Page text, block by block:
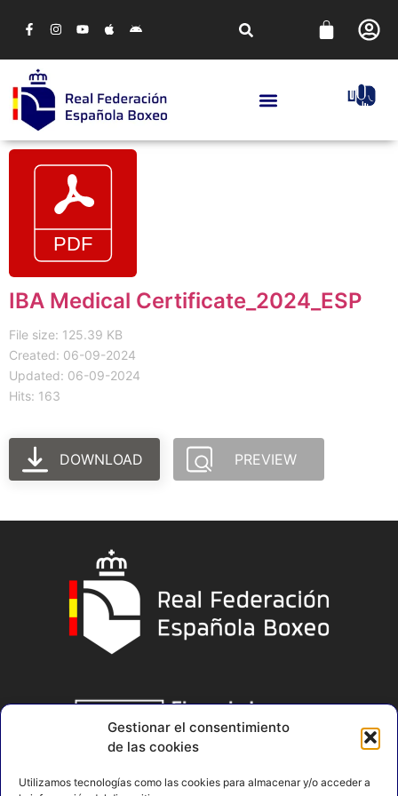
Gestionar el consentimiento
de las cookies
Utilizamos tecnologías como las cookies para almacenar y/o acceder a
IBA Medical Certificate_2024_ESP
File size: 125.39 KB
Created: 06-09-2024
Updated: 06-09-2024
Hits: 163
DOWNLOAD PREVIEW